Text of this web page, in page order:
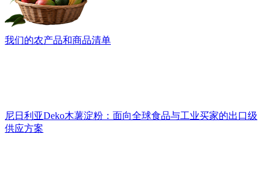
我们的农产品和商品清单
尼日利亚Deko木薯淀粉：面向全球食品与工业买家的出口级
供应方案